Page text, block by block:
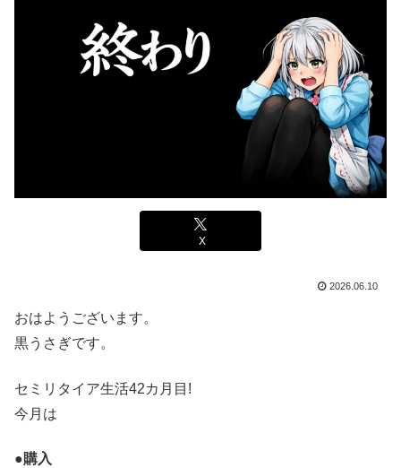
X
2026.06.10
おはようございます。
黒うさぎです。
セミリタイア生活42カ月目!
今月は
●購入